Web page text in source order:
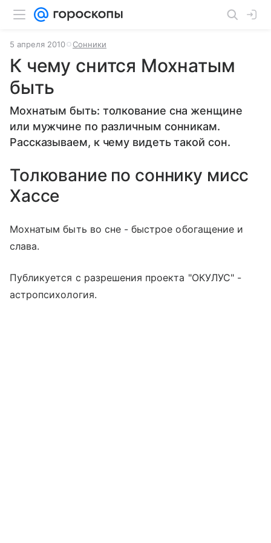
5 апреля 2010 Сонники
К чему снится Мохнатым
быть
Мохнатым быть: толкование сна женщине
или мужчине по различным сонникам.
Рассказываем, к чему видеть такой сон.
Толкование по соннику мисс
Хассе
Мохнатым быть во сне - быстрое обогащение и
слава.
Публикуется с разрешения проекта "ОКУЛУС" -
астропсихология.